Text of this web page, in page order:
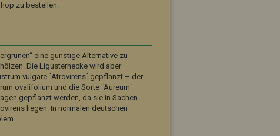
zu bestellen.
eine günstige Alternative zu
Die Ligusterhecke wird aber
vulgare ´Atrovirens´ gepflanzt – der
ovalifolium und die Sorte ´Aureum´
gepflanzt werden, da sie in Sachen
liegen. In normalen deutschen